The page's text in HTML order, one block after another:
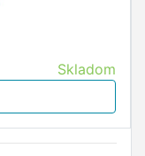
Skladom